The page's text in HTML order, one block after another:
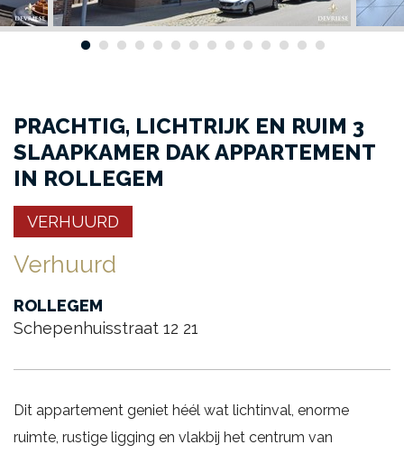
PRACHTIG, LICHTRIJK EN RUIM 3
SLAAPKAMER DAK APPARTEMENT
IN ROLLEGEM
VERHUURD
Verhuurd
ROLLEGEM
Schepenhuisstraat 12 21
Dit appartement geniet héél wat lichtinval, enorme
ruimte, rustige ligging en vlakbij het centrum van